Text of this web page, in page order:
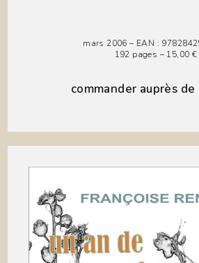
mars 2006 – EAN :
192 pages – 15,00 €
commander auprès de